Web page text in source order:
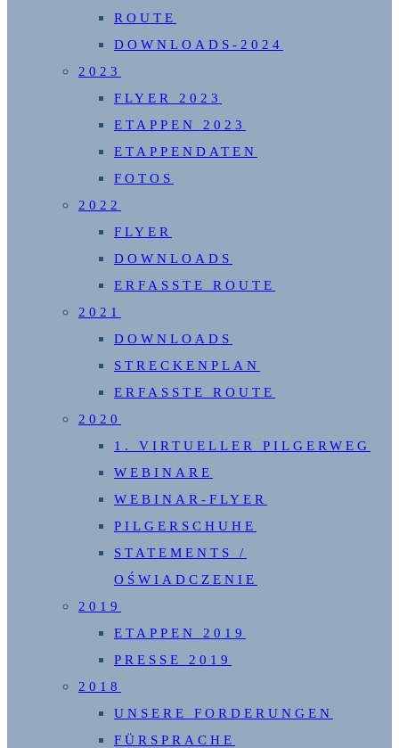
ROUTE
DOWNLOADS-2024
2023
FLYER 2023
ETAPPEN 2023
ETAPPENDATEN
FOTOS
2022
FLYER
DOWNLOADS
ERFASSTE ROUTE
2021
DOWNLOADS
STRECKENPLAN
ERFASSTE ROUTE
2020
1. VIRTUELLER PILGERWEG
WEBINARE
WEBINAR-FLYER
PILGERSCHUHE
STATEMENTS /
OŚWIADCZENIE
2019
ETAPPEN 2019
PRESSE 2019
2018
UNSERE FORDERUNGEN
FÜRSPRACHE